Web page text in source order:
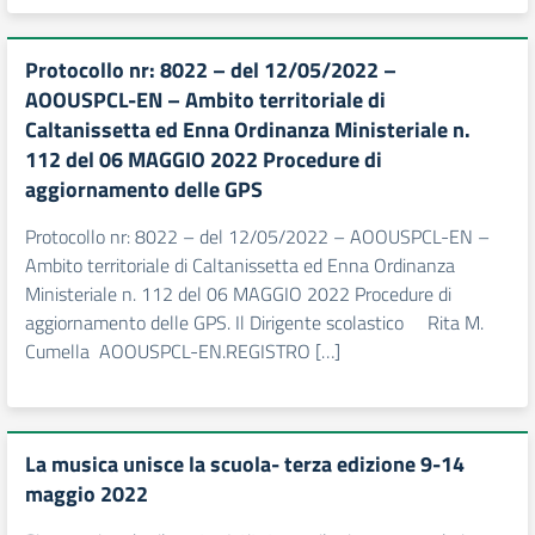
Protocollo nr: 8022 – del 12/05/2022 –
AOOUSPCL-EN – Ambito territoriale di
Caltanissetta ed Enna Ordinanza Ministeriale n.
112 del 06 MAGGIO 2022 Procedure di
aggiornamento delle GPS
Protocollo nr: 8022 – del 12/05/2022 – AOOUSPCL-EN –
Ambito territoriale di Caltanissetta ed Enna Ordinanza
Ministeriale n. 112 del 06 MAGGIO 2022 Procedure di
aggiornamento delle GPS. Il Dirigente scolastico Rita M.
Cumella AOOUSPCL-EN.REGISTRO […]
La musica unisce la scuola- terza edizione 9-14
maggio 2022